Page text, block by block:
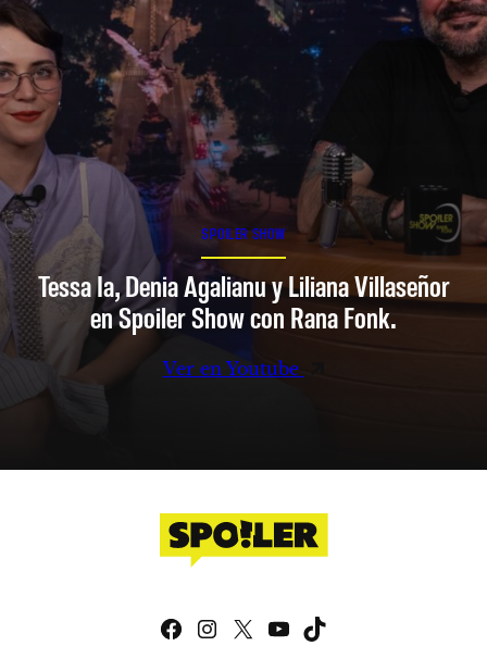
SPOILER SHOW
Tessa Ia, Denia Agalianu y Liliana Villaseñor
en Spoiler Show con Rana Fonk.
Ver en Youtube
Facebook
Instagram
X YouTube